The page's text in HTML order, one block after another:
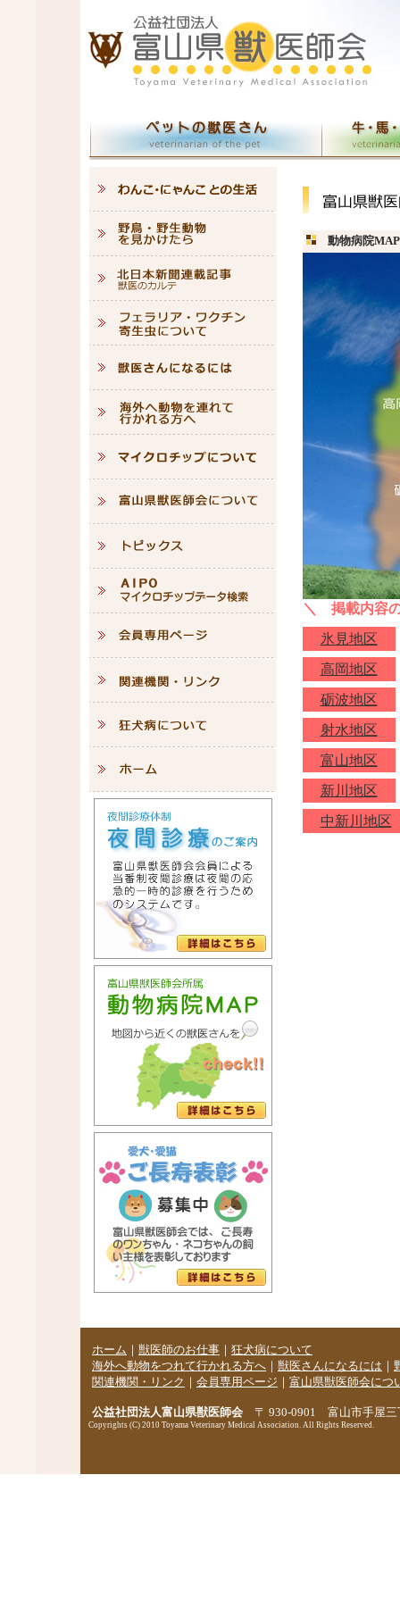
動物病院MAP
＼ 掲載内容
氷見地区
高岡地区
砺波地区
射水地区
富山地区
新川地区
中新川地区
ホーム ｜ 獣医師のお仕事 ｜ 狂犬病について
海外へ動物をつれて行かれる方へ ｜ 獣医さんになるには ｜
関連機関・リンク ｜ 会員専用ページ ｜ 富山県獣医師会につ
公益社団法人富山県獣医師会 〒 930-0901 富山市手屋三
Copyrights (C) 2010 Toyama Veterinary Medical Association. All Rights Reserved.